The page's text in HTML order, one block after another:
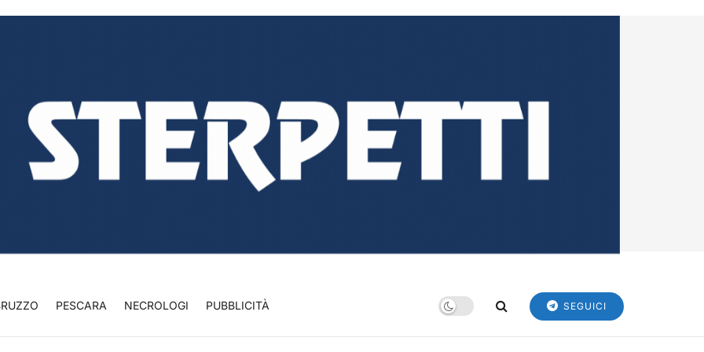
PESCARA NECROLOGI PUBBLICITÀ SEGUICI